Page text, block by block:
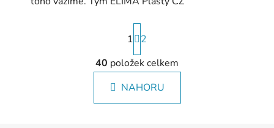
O
v
l
á
S
t
r
á
n
k
1
2
40 položek celkem
NAHORU